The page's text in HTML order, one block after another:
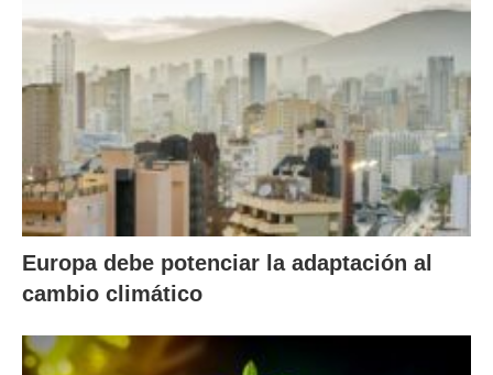
Europa debe potenciar la adaptación al
cambio climático